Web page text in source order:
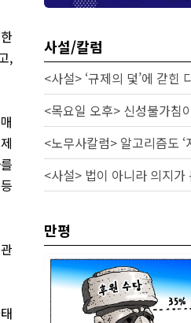
,
사설/칼럼
<목요일 오후> 신성불가침
<노무사칼럼> 알고리즘도 ‘
<사설> 법이 아니라 의지가
만평